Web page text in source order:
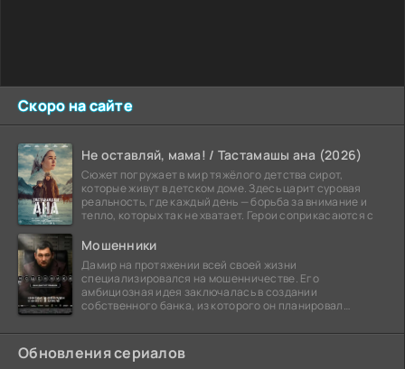
Скоро на сайте
Не оставляй, мама! / Тастамашы ана (2026)
Сюжет погружает в мир тяжёлого детства сирот,
которые живут в детском доме. Здесь царит суровая
реальность, где каждый день — борьба за внимание и
тепло, которых так не хватает. Герои соприкасаются с
Мошенники
Дамир на протяжении всей своей жизни
специализировался на мошенничестве. Его
амбициозная идея заключалась в создании
собственного банка, из которого он планировал
Обновления сериалов